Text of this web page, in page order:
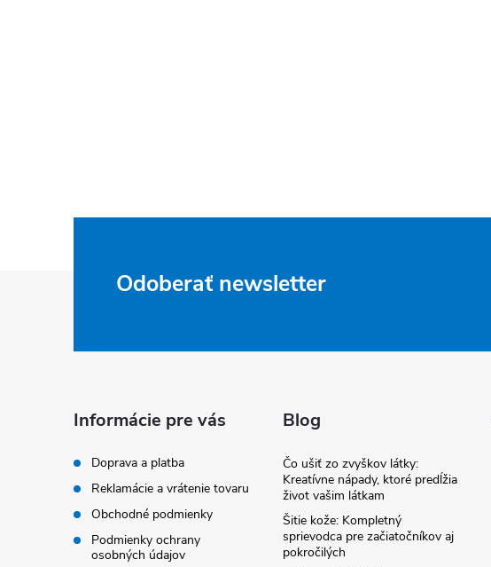
Odoberať newsletter
Informácie pre vás
Doprava a platba
Reklamácie a vrátenie tovaru
Obchodné podmienky
Podmienky ochrany
osobných údajov
Blog
Čo ušiť zo zvyškov látky:
Kreatívne nápady, ktoré predĺžia
život vašim látkam
Šitie kože: Kompletný
sprievodca pre začiatočníkov aj
pokročilých